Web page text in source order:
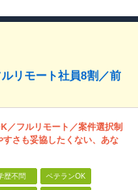
リモート社員8割／前
／フルリモート／案件選択制
さも妥協したくない、あな
歴不問 ベテランOK